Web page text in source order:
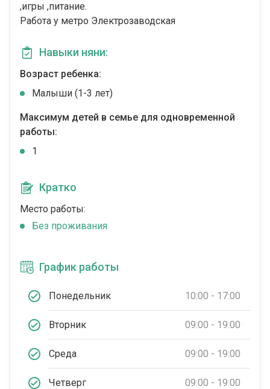
,игры ,питание.
Работа у метро Электрозаводская
Навыки няни:
Возраст ребенка:
Малыши (1-3 лет)
Максимум детей в семье для одновременной
работы:
1
Кратко
Место работы:
Без проживания
График работы
Понедельник 10:00 - 17:00
Вторник 09:00 - 19:00
Среда 09:00 - 19:00
Четверг 09:00 - 19:00